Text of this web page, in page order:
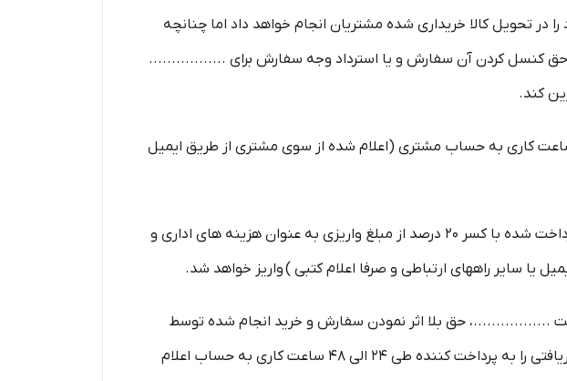
تحویل کالا خریداری شده مشتریان انجام خواهد داد اما چنانچه
کنسل کردن آن سفارش و یا استرداد وجه سفارش برای .................
کند.
در صورت بروز مشکل مانند اتمام موجودی کالا ، مبلغ پرداخت شده طی ۲۴ الی ۴۸ ساعت کاری به حساب مشتری (اعلام شده از سوی مشتری از طریق ایمیل
6-۴– یا انصراف مشتری از خرید ،زمانی که محصول بسته بندی و ارسال شده باشد مبلغ پرداخت شده با کسر ۲۰ درصد از مبلغ واریزی به عنوان هزینه های اداری و
.................، حق بلا اثر نمودن سفارش و خرید انجام شده توسط
مشتری، برای ................. محفوظ است. بدیهی است ................. در اسرع وقت وجه دریافتی را به پرداخت کننده طی ۲۴ الی ۴۸ ساعت کاری به حساب اعلام